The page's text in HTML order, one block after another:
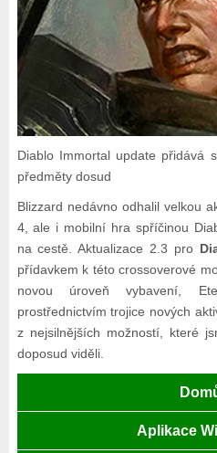
Diablo Immortal update přidává
předměty dosud
Blizzard nedávno odhalil velkou
4, ale i mobilní hra spříčinou
na cestě. Aktualizace 2.3 pro
přídavkem k této crossoverové
novou úroveň vybavení,
prostřednictvím trojice nových
z nejsilnějších možností, které
doposud viděli.
Aplikace